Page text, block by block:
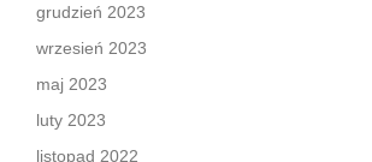
grudzień 2023
wrzesień 2023
maj 2023
luty 2023
listopad 2022